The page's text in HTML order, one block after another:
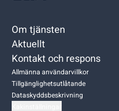
Om tjänsten
Aktuellt
Kontakt och respons
Allmänna användarvillkor
Tillgänglighetsutlåtande
Dataskyddsbeskrivning